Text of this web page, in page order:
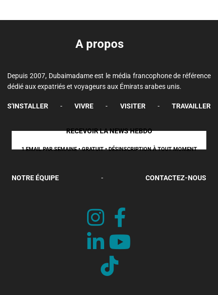
A propos
Depuis 2007, Dubaimadame est le média francophone de référence
dédié aux expatriés et voyageurs aux Émirats arabes unis.
S'INSTALLER - VIVRE - VISITER - TRAVAILLER
RECEVOIR LA NEWS HEBDO
1 EMAIL PAR SEMAINE • GRATUIT • DÉSINSCRIPTION À TOUT MOMENT
NOTRE ÉQUIPE - CONTACTEZ-NOUS